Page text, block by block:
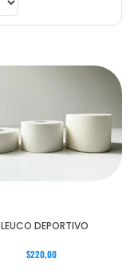
LEUCO DEPORTIVO
$220,00